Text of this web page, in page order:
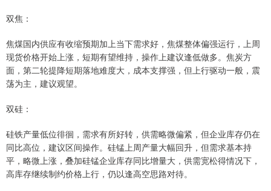
双焦：
焦煤国内供应有收缩预期加上当下需求好，焦煤整体偏强运行，上周
现货价格开始上涨，短期有望维持，操作上建议逢低做多。焦炭方
面，第二轮提降短期落地难度大，成本支撑强，但上行驱动一般，震
荡为主，建议观望。
双硅：
硅铁产量低位徘徊，需求有所好转，供需略微偏紧，但企业库存仍在
同比高位，建议区间操作。硅锰上周产量大幅回升，但需求基本持
平，略微上涨，叠加硅锰企业库存同比增量大，供需宽松得情况下，
高库存继续制约价格上行，仍以逢高空思路对待。